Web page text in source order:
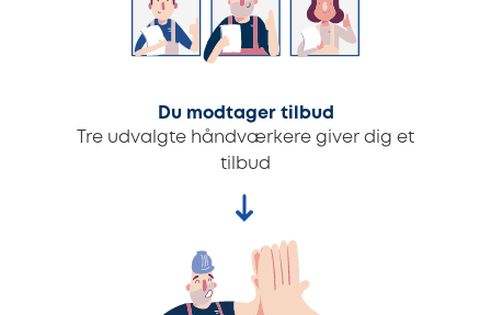
Du modtager tilbud
Tre udvalgte håndværkere giver dig et
tilbud